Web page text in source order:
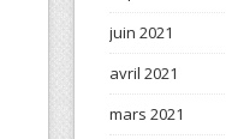
juin 2021
avril 2021
mars 2021